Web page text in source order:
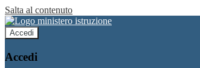
Salta al contenuto
Accedi
Accedi